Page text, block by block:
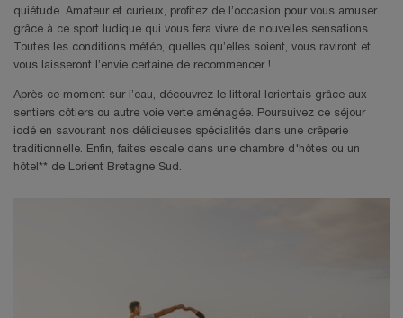
quiétude. Amateur et curieux, profitez de l’occasion pour vous amuser
grâce à ce sport ludique qui vous fera vivre de nouvelles sensations.
Toutes les conditions météo, quelles qu’elles soient, vous raviront et
vous laisseront l’envie certaine de recommencer !
Après ce moment sur l’eau, découvrez le littoral lorientais grâce aux
sentiers côtiers ou autre voie verte aménagée. Poursuivez ce séjour
iodé en savourant nos délicieuses spécialités dans une crêperie
traditionnelle. Enfin, faites escale dans une chambre d'hôtes ou un
hôtel** de Lorient Bretagne Sud.